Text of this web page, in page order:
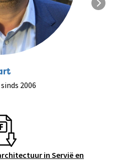
2006
in Servië en